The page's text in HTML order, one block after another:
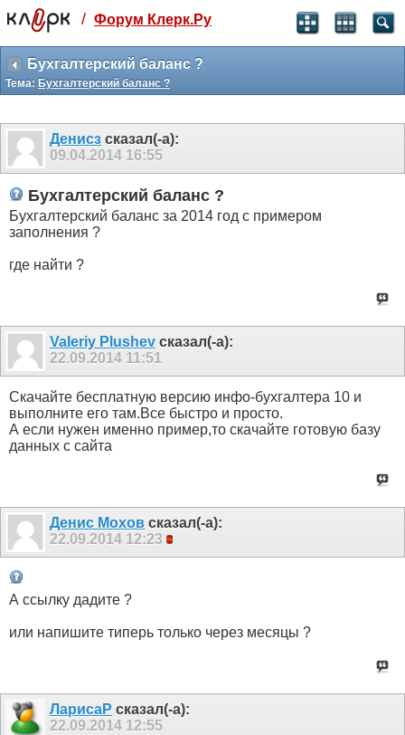
Святые угодники, Клерк без рекламы
прекрасен:)
месяц
3 месяца
259
₽
-10%
499 ₽
-15%
Отмена Оплатить
/ Форум Клерк.Ру
Бухгалтерский баланс ?
Тема: Бухгалтерский баланс ?
Денисз сказал(-а):
09.04.2014 16:55
Бухгалтерский баланс ?
Бухгалтерский баланс за 2014 год с примером
заполнения ?
где найти ?
Valeriy Plushev сказал(-а):
22.09.2014 11:51
Скачайте бесплатную версию инфо-бухгалтера 10 и
выполните его там.Все быстро и просто.
А если нужен именно пример,то скачайте готовую базу
данных с сайта
Денис Мохов сказал(-а):
22.09.2014 12:23
А ссылку дадите ?
или напишите типерь только через месяцы ?
ЛарисаР сказал(-а):
22.09.2014 12:55